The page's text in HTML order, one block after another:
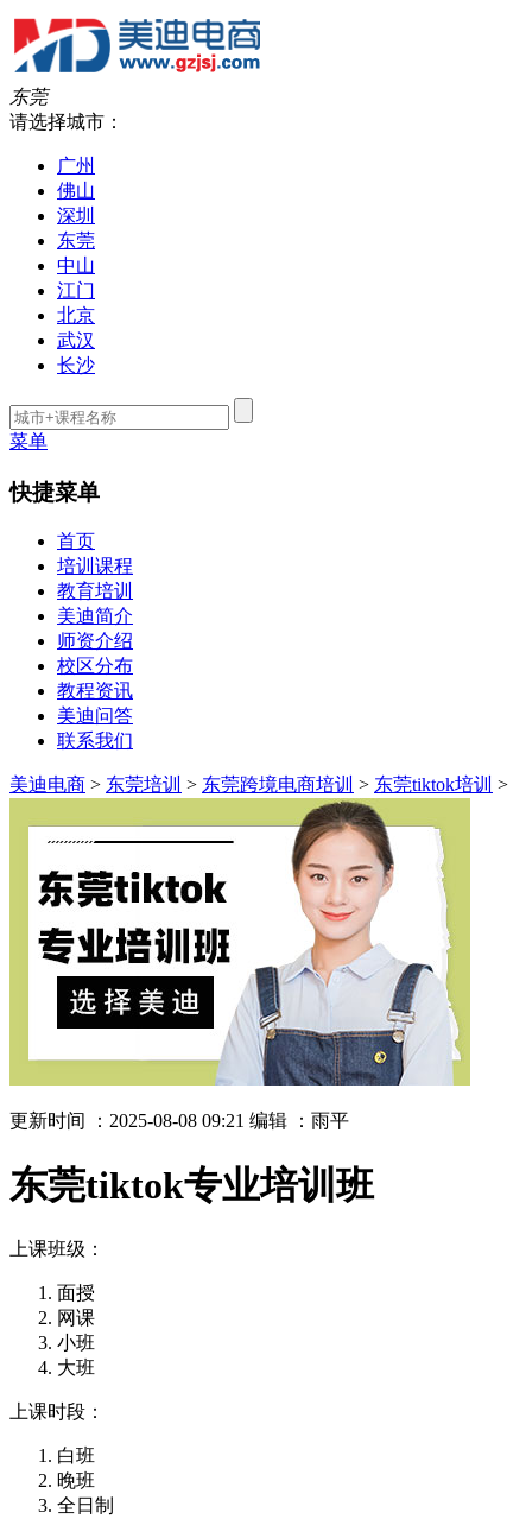
东莞
请选择城市：
广州
佛山
深圳
东莞
中山
江门
北京
武汉
长沙
菜单
快捷菜单
首页
培训课程
教育培训
美迪简介
师资介绍
校区分布
教程资讯
美迪问答
联系我们
美迪电商 > 东莞培训 > 东莞跨境电商培训 > 东莞tiktok培训 >
更新时间 ：2025-08-08 09:21 编辑 ：雨平
东莞tiktok专业培训班
上课班级：
面授
网课
小班
大班
上课时段：
白班
晚班
全日制